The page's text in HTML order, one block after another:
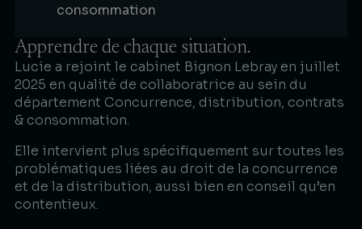
consommation
Apprendre de chaque situation.
Lucie a rejoint le cabinet Bignon Lebray en juillet
2025 en qualité de collaboratrice au sein du
département Concurrence, distribution, contrats
& consommation.
Elle intervient plus spécifiquement sur toutes les
problématiques liées au droit de la concurrence
et de la distribution, aussi bien en conseil qu’en
contentieux.